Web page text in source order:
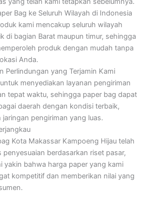
Bag ke Seluruh Wilayah di Indonesia
kami mencakup seluruh wilayah
di bagian Barat maupun timur, sehingga
produk dengan mudah tanpa
Anda.
Perlindungan yang Terjamin Kami
menyediakan layanan pengiriman
tepat waktu, sehingga paper bag dapat
daerah dengan kondisi terbaik,
pengiriman yang luas.
Kota Makassar Kampoeng Hijau telah
penyesuaian berdasarkan riset pasar,
yakin bahwa harga paper yang kami
kompetitif dan memberikan nilai yang